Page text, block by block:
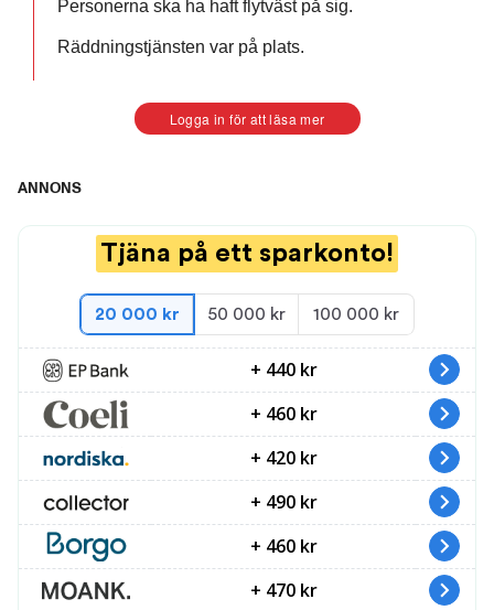
Personerna ska ha haft flytväst på sig.
Räddningstjänsten var på plats.
Logga in för att läsa mer
ANNONS